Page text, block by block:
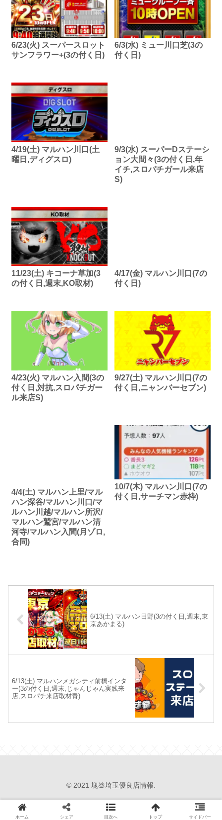
6/23(火) スーパースロット
サンフラワー+(3の付く日)
6/3(水) ミュー川口芝(3の
付く日)
4/19(土) マルハン川口(土
曜日,ディグスロ)
9/3(水) スーパーDステーシ
ョン大間々(3の付く日,年
イチ,スロパチガール来店
S)
11/23(土) キコーナ草加(3
の付く日,週末,KO取材)
4/17(金) マルハン川口(7の
付く日)
4/23(火) マルハン入間(3の
付く日,対抗,スロパチガー
ル来店S)
9/27(土) マルハン川口(7の
付く日,ニャンバーセブン)
4/4(土) マルハン上里/マル
ハン深谷/マルハン川口/マ
ルハン川越/マルハン所沢/
マルハン鷲宮/マルハン清
河寺/マルハン入間(月ゾロ,
合同)
10/7(木) マルハン川口(7の
付く日,サーチマン赤枠)
6/13(土) マルハン日野(3の付く日,週末,東
京あかまる)
6/13(土) マルハンメガシティ前橋インタ
ー(3の付く日,週末,じゃんじゃん実践来
店,スロパチ来店取材青)
© 2021 塊💩埼玉優良店情報.
ホーム シェア 目次へ トップ サイドバー